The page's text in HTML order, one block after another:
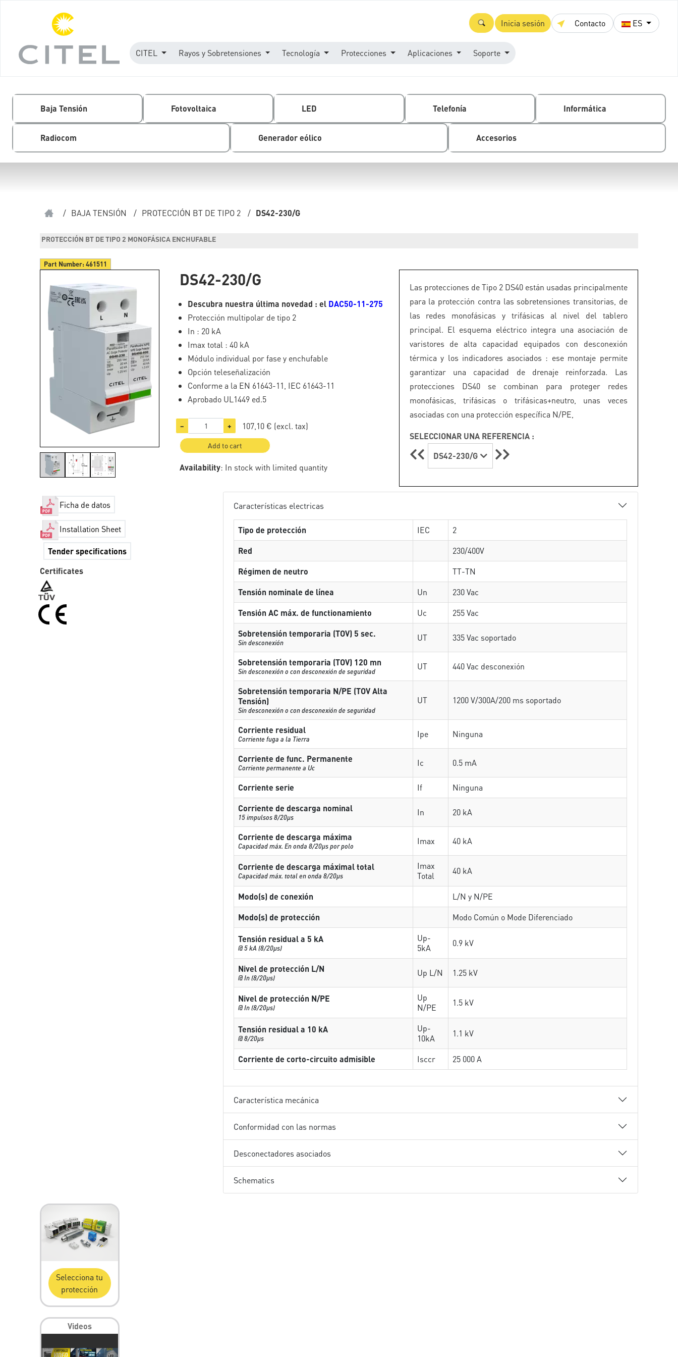
Inicia sesión Contacto ES
CITEL Rayos y Sobretensiones Tecnología Protecciones Aplicaciones Soporte
Baja Tensión Fotovoltaica LED Telefonía Informática
Radiocom Generador eólico Accesorios
/ BAJA TENSIÓN / PROTECCIÓN BT DE TIPO 2 / DS42-230/G
PROTECCIÓN BT DE TIPO 2 MONOFÁSICA ENCHUFABLE
Part Number:461511
DS42-230/G
Descubra nuestra última novedad : el DAC50-11-275
Protección multipolar de tipo 2
In : 20 kA
Imax total : 40 kA
Módulo individual por fase y enchufable
Opción teleseñalización
Conforme a la EN 61643-11, IEC 61643-11
Aprobado UL1449 ed.5
− + 107,10 € (excl. tax)
Add to cart
Availability: In stock with limited quantity
Las protecciones de Tipo 2 DS40 están usadas principalmente
para la protección contra las sobretensiones transitorias, de
las redes monofásicas y trifásicas al nivel del tablero
principal. El esquema eléctrico integra una asociación de
varistores de alta capacidad equipados con desconexión
térmica y los indicadores asociados : ese montaje permite
garantizar una capacidad de drenaje reinforzada. Las
protecciones DS40 se combinan para proteger redes
monofásicas, trifásicas o trifásicas+neutro, unas veces
asociadas con una protección específica N/PE,
SELECCIONAR UNA REFERENCIA :
DS42-230/G
Ficha de datos
Installation Sheet
Tender specifications
Certificates
Características electricas
Tipo de protección IEC
2
Red
230/400V
Régimen de neutro
TT-TN
Tensión nominale de línea
Un
230 Vac
Tensión AC máx. de functionamiento
Uc
255 Vac
Sobretensión temporaria (TOV) 5 sec.
Sin desconexión UT 335 Vac soportado
Sobretensión temporaria (TOV) 120 mn
Sin desconexión o con desconexión de seguridad UT 440 Vac desconexión
Sobretensión temporaria N/PE (TOV Alta
Tensión)
Sin desconexión o con desconexión de seguridad
UT 1200 V/300A/200 ms soportado
Corriente residual
Corriente fuga a la Tierra Ipe Ninguna
Corriente de func. Permanente
Corriente permanente a Uc Ic 0.5 mA
Corriente serie If
Ninguna
Corriente de descarga nominal
15 impulsos 8/20µs In 20 kA
Corriente de descarga máxima
Capacidad máx. En onda 8/20µs por polo Imax 40 kA
Corriente de descarga máximal total
Capacidad máx. total en onda 8/20µs
Imax
Total
40 kA
Modo(s) de conexión
L/N y N/PE
Modo(s) de protección
Modo Común o Mode Diferenciado
Tensión residual a 5 kA
@ 5 kA (8/20µs)
Up-
5kA
0.9 kV
Nivel de protección L/N
@ In (8/20µs) Up L/N 1.25 kV
Nivel de protección N/PE
@ In (8/20µs)
Up
N/PE
1.5 kV
Tensión residual a 10 kA
@ 8/20µs
Up-
10kA
1.1 kV
Corriente de corto-circuito admisible Isccr 25 000 A
Característica mecánica
Conformidad con las normas
Desconectadores asociados
Schematics
Selecciona tu
protección
Videos